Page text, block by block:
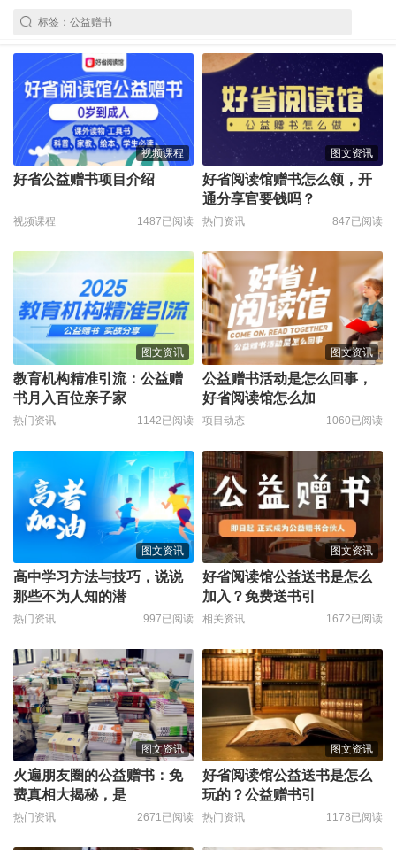
视频课程
好省公益赠书项目介绍
视频课程 1487已阅读
图文资讯
好省阅读馆赠书怎么领，开
通分享官要钱吗？
热门资讯 847已阅读
图文资讯
教育机构精准引流：公益赠
书月入百位亲子家
热门资讯 1142已阅读
图文资讯
公益赠书活动是怎么回事，
好省阅读馆怎么加
项目动态 1060已阅读
图文资讯
高中学习方法与技巧，说说
那些不为人知的潜
热门资讯 997已阅读
图文资讯
好省阅读馆公益送书是怎么
加入？免费送书引
相关资讯 1672已阅读
图文资讯
火遍朋友圈的公益赠书：免
费真相大揭秘，是
热门资讯 2671已阅读
图文资讯
好省阅读馆公益送书是怎么
玩的？公益赠书引
热门资讯 1178已阅读